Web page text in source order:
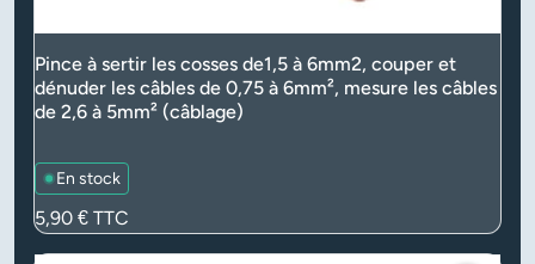
Pince à sertir les cosses de1,5 à 6mm2, couper et
dénuder les câbles de 0,75 à 6mm², mesure les câbles
de 2,6 à 5mm² (câblage)
En stock
Prix
5,90 € TTC